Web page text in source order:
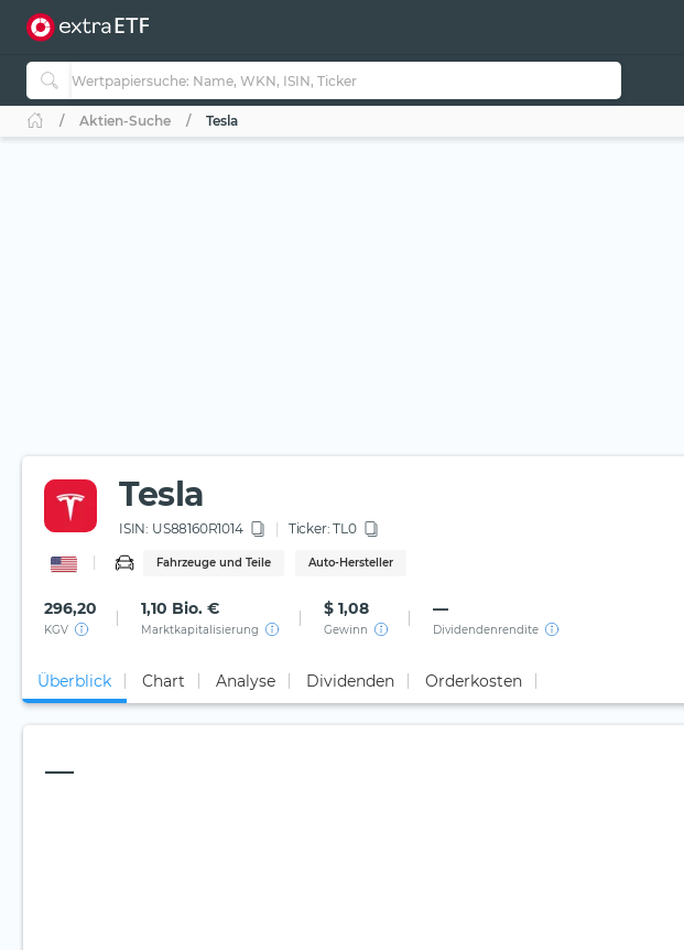
Aktien-Suche Tesla
Tesla
ISIN: US88160R1014 Ticker: TL0
Fahrzeuge und Teile Auto-Hersteller
296,20
KGV
1,10 Bio. €
Marktkapitalisierung
$ 1,08
Gewinn
—
Dividendenrendite
Überblick Chart Analyse Dividenden Orderkosten
—